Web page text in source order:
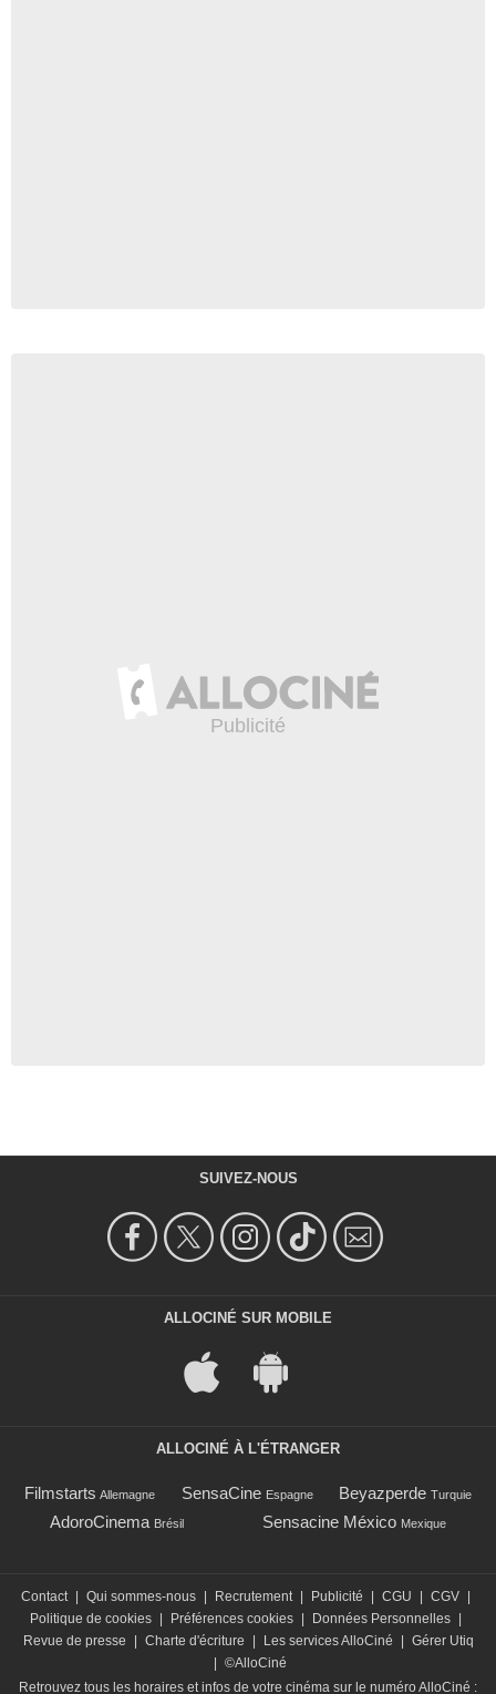
SUIVEZ-NOUS
ALLOCINÉ SUR MOBILE
ALLOCINÉ À L'ÉTRANGER
Filmstarts Allemagne SensaCine Espagne Beyazperde Turquie
AdoroCinema Brésil Sensacine México Mexique
Contact Qui sommes-nous Recrutement Publicité CGU CGV
Politique de cookies
Préférences cookies Données Personnelles
Revue de presse
Charte d'écriture Les services AlloCiné
Gérer Utiq
©AlloCiné
Retrouvez tous les horaires et infos de votre cinéma sur le numéro AlloCiné :